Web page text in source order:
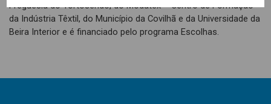
Freguesia do Tortosendo, do Modatex – Centro de Formação
da Indústria Têxtil, do Município da Covilhã e da Universidade da
Beira Interior e é financiado pelo programa Escolhas.